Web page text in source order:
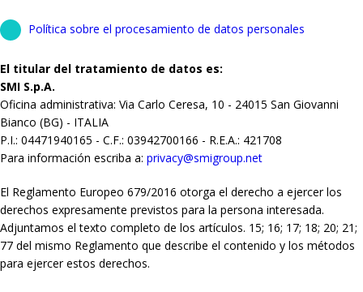
Política sobre el procesamiento de datos personales
El titular del tratamiento de datos es:
SMI S.p.A.
Oficina administrativa: Via Carlo Ceresa, 10 - 24015 San Giovanni
Bianco (BG) - ITALIA
P.I.: 04471940165 - C.F.: 03942700166 - R.E.A.: 421708
Para información escriba a: privacy@smigroup.net
El Reglamento Europeo 679/2016 otorga el derecho a ejercer los
derechos expresamente previstos para la persona interesada.
Adjuntamos el texto completo de los artículos. 15; 16; 17; 18; 20; 21;
77 del mismo Reglamento que describe el contenido y los métodos
para ejercer estos derechos.